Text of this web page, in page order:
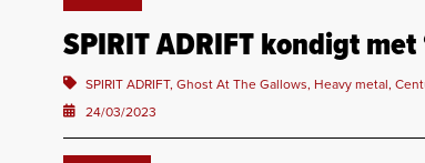
SPIRIT ADRIFT kondigt
SPIRIT ADRIFT, Ghost At The Gallows, Heavy metal,
24/03/2023